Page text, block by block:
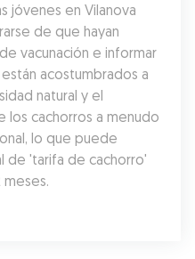
jóvenes en Vilanova
de que hayan
vacunación e informar
acostumbrados a
natural y el
los cachorros a menudo
lo que puede
de 'tarifa de cachorro'